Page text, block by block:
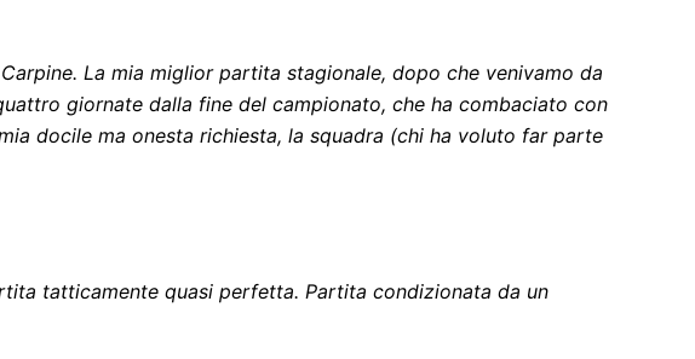
La mia miglior partita stagionale, dopo che venivamo da
giornate dalla fine del campionato, che ha combaciato con
docile ma onesta richiesta, la squadra (chi ha voluto far parte
tatticamente quasi perfetta. Partita condizionata da un